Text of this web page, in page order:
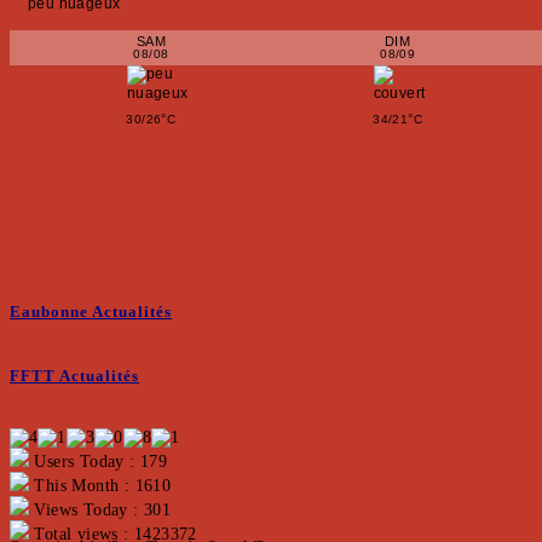
SAM
08/08
DIM
08/09
30/26°C 34/21°C
Eaubonne Actualités
FFTT Actualités
Users Today : 179
This Month : 1610
Views Today : 301
Total views : 1423372